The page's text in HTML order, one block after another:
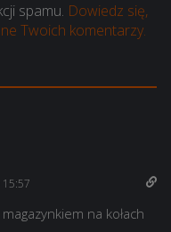
spamu. Dowiedz się,
Twoich komentarzy.
na kołach